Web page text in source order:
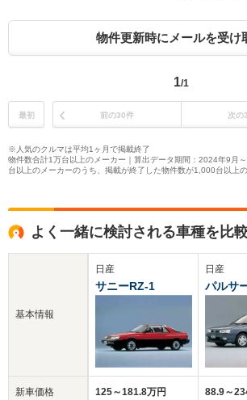
物件更新時にメールを受け
1/1
最初 前の30件 次の
※人気のクルマは平均1ヶ月で掲載終了
物件数合計1万台以上のメーカー｜算出データ期間：2024年9月
台以上のメーカーのうち、掲載が終了した物件数が1,000台以上
よく一緒に検討される車種を比
基本情報
新車価格
日産
サニーRZ-1
125～181.8万円
日産
パルサ
88.9～